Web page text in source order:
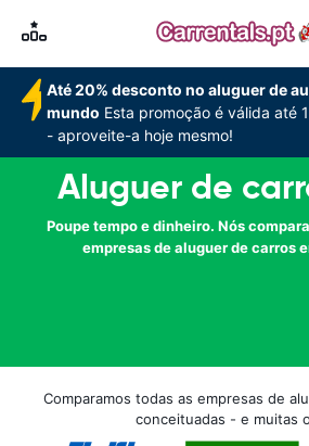
Até 20% desconto no aluguer de
mundo Esta promoção é válida até
- aproveite-a hoje mesmo!
Aluguer de
Poupe tempo e dinheiro. Nós
empresas de aluguer de carros
Comparamos todas as empresas de
conceituadas - e muitas